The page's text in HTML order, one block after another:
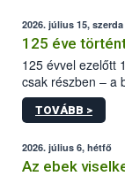
2026. július 15, szerda
125 éve
125 évvel ezelőtt
csak részben – a
állomás a Kis
tervezett új
TOVÁBB >
2026. július 6, hétfő
Az ebek